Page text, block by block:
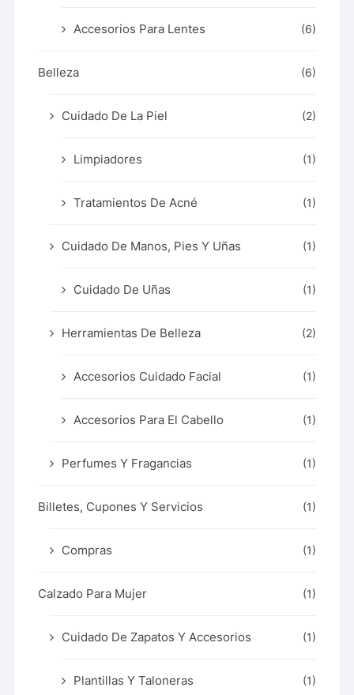
Accesorios Para Lentes (6)
Belleza (6)
Cuidado De La Piel (2)
Limpiadores (1)
Tratamientos De Acné (1)
Cuidado De Manos, Pies Y Uñas (1)
Cuidado De Uñas (1)
Herramientas De Belleza (2)
Accesorios Cuidado Facial (1)
Accesorios Para El Cabello (1)
Perfumes Y Fragancias (1)
Billetes, Cupones Y Servicios (1)
Compras (1)
Calzado Para Mujer (1)
Cuidado De Zapatos Y Accesorios (1)
Plantillas Y Taloneras (1)